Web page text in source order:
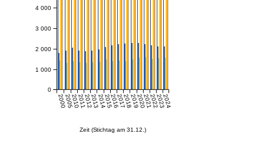
Zeit (Stichtag am 31.12.)
20002005201020112012201320142015201620172018201920202021202220232024
0
1 000
2 000
3 000
4 000